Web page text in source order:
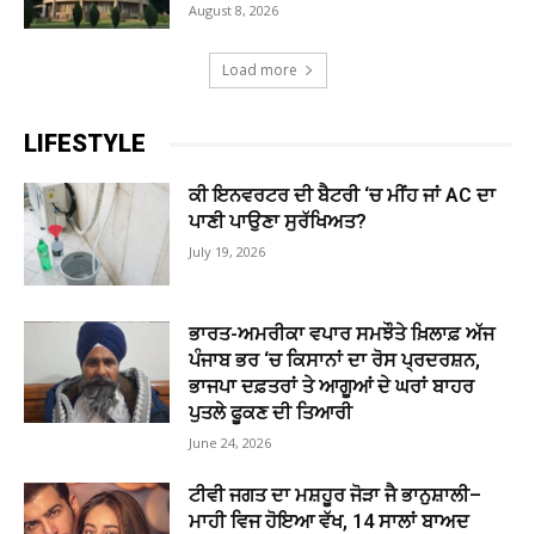
August 8, 2026
Load more
LIFESTYLE
ਕੀ ਇਨਵਰਟਰ ਦੀ ਬੈਟਰੀ ‘ਚ ਮੀਂਹ ਜਾਂ AC ਦਾ
ਪਾਣੀ ਪਾਉਣਾ ਸੁਰੱਖਿਅਤ?
July 19, 2026
ਭਾਰਤ-ਅਮਰੀਕਾ ਵਪਾਰ ਸਮਝੌਤੇ ਖ਼ਿਲਾਫ਼ ਅੱਜ
ਪੰਜਾਬ ਭਰ ‘ਚ ਕਿਸਾਨਾਂ ਦਾ ਰੋਸ ਪ੍ਰਦਰਸ਼ਨ,
ਭਾਜਪਾ ਦਫ਼ਤਰਾਂ ਤੇ ਆਗੂਆਂ ਦੇ ਘਰਾਂ ਬਾਹਰ
ਪੁਤਲੇ ਫੂਕਣ ਦੀ ਤਿਆਰੀ
June 24, 2026
ਟੀਵੀ ਜਗਤ ਦਾ ਮਸ਼ਹੂਰ ਜੋੜਾ ਜੈ ਭਾਨੁਸ਼ਾਲੀ–
ਮਾਹੀ ਵਿਜ ਹੋਇਆ ਵੱਖ, 14 ਸਾਲਾਂ ਬਾਅਦ